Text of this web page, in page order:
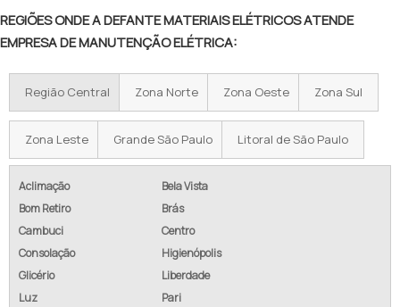
REGIÕES ONDE A DEFANTE MATERIAIS ELÉTRICOS ATENDE
EMPRESA DE MANUTENÇÃO ELÉTRICA:
Região Central Zona Norte Zona Oeste Zona Sul
Zona Leste Grande São Paulo Litoral de São Paulo
Aclimação
Bela Vista
Bom Retiro
Brás
Cambuci
Centro
Consolação
Higienópolis
Glicério
Liberdade
Luz
Pari